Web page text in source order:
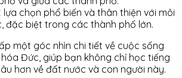
lựa chọn phổ biến và thân thiện với môi
đặc biệt trong các thành phố lớn.
một góc nhìn chi tiết về cuộc sống
Đức, giúp bạn không chỉ học tiếng
hơn về đất nước và con người này.